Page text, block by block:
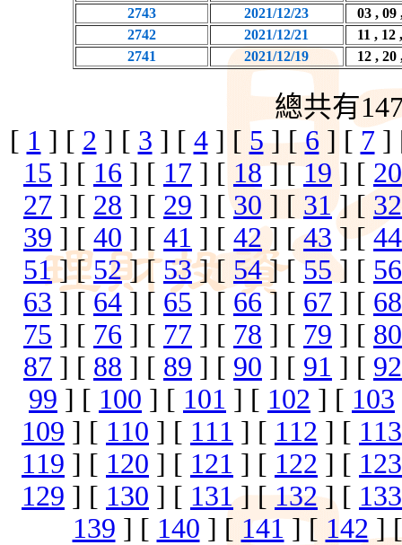
2743
2021/12/23
03 , 09
2742
2021/12/21
11 ,
2741
2021/12/19 12 ,
總共有
[ 1 ] [ 2 ] [ 3 ] [ 4] [ 5] [6 ] [ 7 ]
15 ] [ 16 ] [ 17 ] [ 18] [19 ] [ 20
27 ] [ 28 ] [ 29 ] [30 ] [ 31] [ 32
39 ] [ 40 ] [ 41 ] [ 42] [43 ] [44
51] [52] [53] [ 54] [55] [ 56
63 ] [64 ] [ 65 ] [ 66] [ 67 ] [ 68
75 ] [ 76 ] [ 77 ] [ 78 ] [ 79 ] [ 80
87 ] [ 88 ] [ 89 ] [ 90 ] [ 91 ] [ 92
99 ] [ 100 ] [ 101 ] [ 102 ] [ 103
109 ] [ 110 ] [ 111 ] [ 112 ] [ 113
119 ] [ 120 ] [ 121 ] [ 122 ] [ 123
129 ] [ 130 ] [ 131] [132] [ 133
139 ] [ 140 ] [ 141] [ 142 ]